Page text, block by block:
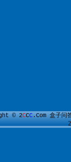
© 2CCC.Com盒子问